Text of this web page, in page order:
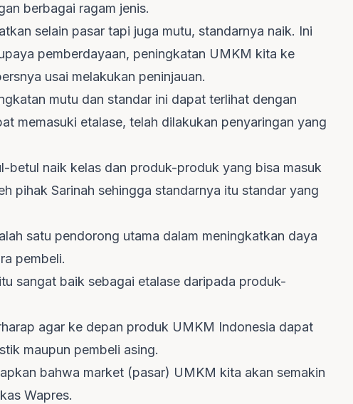
berbagai ragam jenis.
selain pasar tapi juga mutu, standarnya naik. Ini
pemberdayaan, peningkatan UMKM kita ke
usai melakukan peninjauan.
mutu dan standar ini dapat terlihat dengan
memasuki etalase, telah dilakukan penyaringan yang
betul naik kelas dan produk-produk yang bisa masuk
pihak Sarinah sehingga standarnya itu standar yang
satu pendorong utama dalam meningkatkan daya
pembeli.
sangat baik sebagai etalase daripada produk-
agar ke depan produk UMKM Indonesia dapat
maupun pembeli asing.
bahwa market (pasar) UMKM kita akan semakin
Wapres.